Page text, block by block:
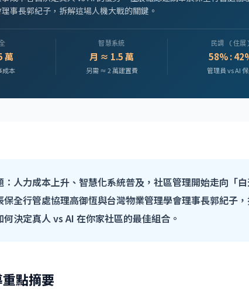
事長郭紀子，拆解這場人機大戰的關鍵。
萬
成本
智慧系統
月 ≈ 1.5 萬
另需 ≈ 2 萬建置費
民調 (住展)
58% :
管理員 vs AI
：人力成本上升、智慧化系統普及，社區管理開始走向「
保全行管處協理高御恆與台灣物業管理學會理事長郭紀子
決定真人 vs AI 在你家社區的最佳組合。
點摘要